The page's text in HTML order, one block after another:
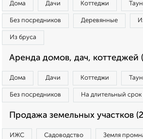
Дома Дачи Коттеджи
Без посредников Деревянные
Из бруса
Аренда домов, дач, коттеджей
Дома Дачи Коттеджи
Без посредников На длительный срок
Продажа земельных участков
ИЖС Садоводство Земля